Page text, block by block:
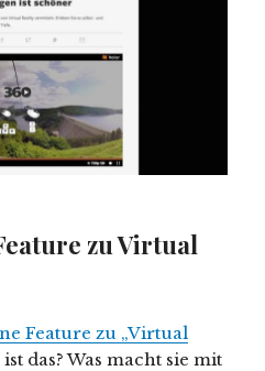
zu Virtual
Feature zu „Virtual
das? Was macht sie mit